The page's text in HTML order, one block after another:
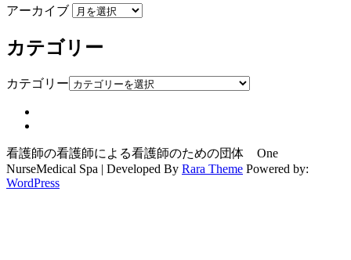
アーカイブ
カテゴリー
カテゴリー
看護師の看護師による看護師のための団体 One
NurseMedical Spa | Developed By Rara Theme Powered by:
WordPress